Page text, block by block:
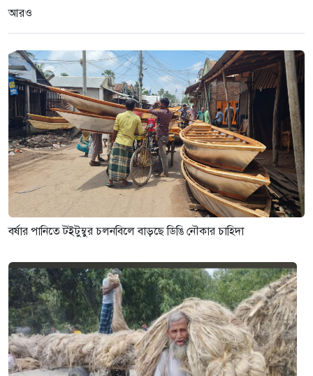
নির্বাচনে বিজয় কঠিন হবে-সোহাগ
১ মাস আগে
আরও
বর্ষার পানিতে টইটুম্বুর চলনবিলে বাড়ছে ডিঙি নৌকার চাহিদা